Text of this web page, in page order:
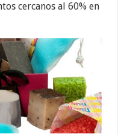
cercanos al 60% en